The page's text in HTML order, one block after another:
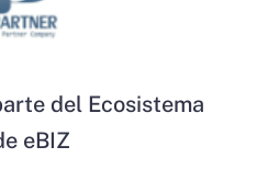
del Ecosistema
eBIZ